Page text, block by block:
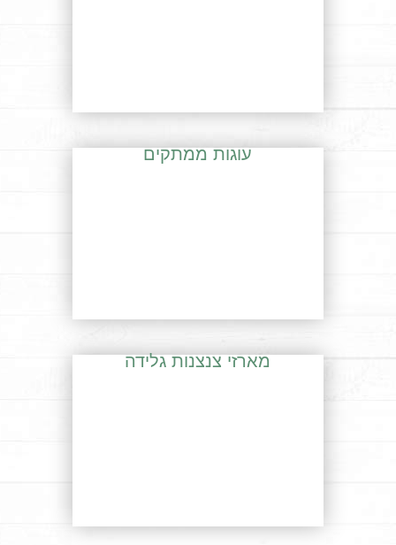
עוגות ממתקים
מארזי צנצנות גלידה